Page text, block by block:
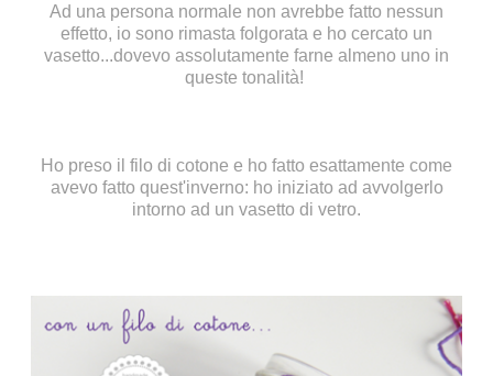
Ad una persona normale non avrebbe fatto nessun
effetto, io sono rimasta folgorata e ho cercato un
vasetto...dovevo assolutamente farne almeno uno in
queste tonalità!
Ho preso il filo di cotone e ho fatto esattamente come
avevo fatto quest'inverno: ho iniziato ad avvolgerlo
intorno ad un vasetto di vetro.